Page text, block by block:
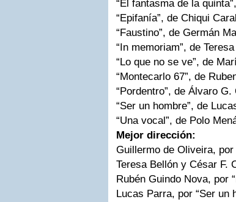
“El fantasma de la
“Epifanía”, de Chiqui
“Faustino”, de Germán
“In memoriam”, de
“Lo que no se ve”, de
“Montecarlo 67”, de
“Pordentro”, de Álvaro
“Ser un hombre”, de
“Una vocal”, de Polo
Mejor dirección:
Guillermo de Oliveira, por
Teresa Bellón y César F.
Rubén Guindo Nova, por
Lucas Parra, por “Ser un